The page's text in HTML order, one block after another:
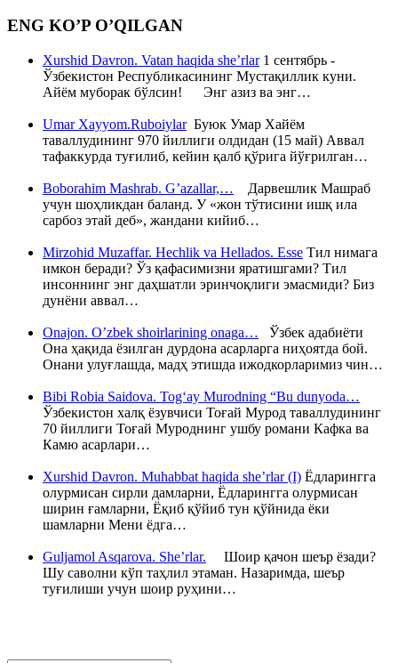
ENG KO’P O’QILGAN
Xurshid Davron. Vatan haqida she’rlar1 сентябрь -
Ўзбекистон Республикасининг Мустақиллик куни.
Айём муборак бўлсин! Энг азиз ва энг…
Umar Xayyom.RuboiylarБуюк Умар Хайём
таваллудининг 970 йиллиги олдидан (15 май) Аввал
тафаккурда туғилиб, кейин қалб қўрига йўғрилган…
Boborahim Mashrab. G’azallar,… Дарвешлик Машраб
учун шоҳликдан баланд. У «жон тўтисини ишқ ила
сарбоз этай деб», жандани кийиб…
Mirzohid Muzaffar. Hechlik va Hellados. Esse Тил нимага
имкон беради? Ўз қафасимизни яратишгами? Тил
инсоннинг энг даҳшатли эринчоқлиги эмасмиди? Биз
дунёни аввал…
Onajon. O’zbek shoirlarining onaga… Ўзбек адабиёти
Она ҳақида ёзилган дурдона асарларга ниҳоятда бой.
Онани улуғлашда, мадҳ этишда ижодкорларимиз чин…
Bibi Robia Saidova. Tog‘ay Murodning “Bu dunyoda…
Ўзбекистон халқ ёзувчиси Тоғай Мурод таваллудининг
70 йиллиги Тоғай Муроднинг ушбу романи Кафка ва
Камю асарлари…
Xurshid Davron. Muhabbat haqida she’rlar (I) Ёдларингга
олурмисан сирли дамларни, Ёдларингга олурмисан
ширин ғамларни, Ёқиб қўйиб тун қўйнида ёки
шамларни Мени ёдга…
Guljamol Asqarova. She’rlar. Шоир қачон шеър ёзади?
Шу саволни кўп таҳлил этаман. Назаримда, шеър
туғилиши учун шоир руҳини…